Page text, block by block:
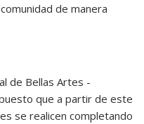
de manera
de Bellas Artes -
que a partir de este
se realicen completando